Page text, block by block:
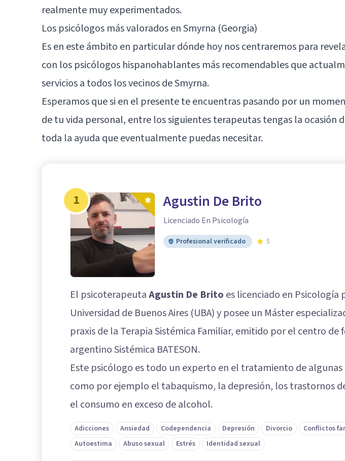
realmente muy experimentados.
Los psicólogos más valorados en Smyrna (Georgia)
Es en este ámbito en particular dónde hoy nos centraremos para
con los psicólogos hispanohablantes más recomendables que
servicios a todos los vecinos de Smyrna.
Esperamos que si en el presente te encuentras pasando por un
de tu vida personal, entre los siguientes terapeutas tengas la ocasión
toda la ayuda que eventualmente puedas necesitar.
1 Agustin De Brito
Licenciado En Psicología
Profesional verificado 5
El psicoterapeutaAgustin De Brito es licenciado en Psicología
Universidad de Buenos Aires (UBA) y posee un Máster
praxis de la Terapia Sistémica Familiar, emitido por el centro de
argentino Sistémica BATESON.
Este psicólogo es todo un experto en el tratamiento de
como por ejemplo el tabaquismo, la depresión, los trastornos
el consumo en exceso de alcohol.
Adicciones Ansiedad Codependencia Depresión Divorcio
Conflictos
Autoestima
Abuso sexual Estrés Identidad sexual